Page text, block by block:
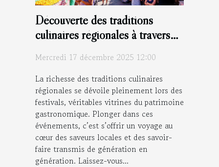
Découverte des traditions
culinaires régionales à travers
Mercredi 17 décembre 2025 12:00
La richesse des traditions culinaires
régionales se dévoile pleinement lors des
festivals, véritables vitrines du patrimoine
gastronomique. Plonger dans ces
événements, c’est s’offrir un voyage au
cœur des saveurs locales et des savoir-
faire transmis de génération en
génération. Laissez-vous...